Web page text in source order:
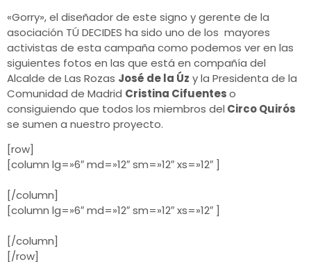
«Gorry», el diseñador de este signo y gerente de la
asociación TÚ DECIDES ha sido uno de los mayores
activistas de esta campaña como podemos ver en las
siguientes fotos en las que está en compañía del
Alcalde de Las Rozas José de la Úz y la Presidenta de la
Comunidad de Madrid Cristina Cifuenteso
consiguiendo que todos los miembros del Circo Quirós
se sumen a nuestro proyecto.
[row]
[column lg=»6″ md=»12″ sm=»12″ xs=»12″ ]
[/column]
[column lg=»6″ md=»12″ sm=»12″ xs=»12″ ]
[/column]
[/row]